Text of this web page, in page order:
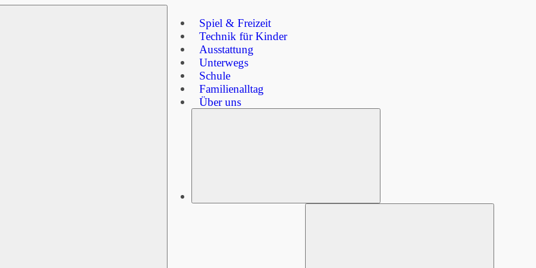
Spiel & Freizeit
Technik für Kinder
Ausstattung
Unterwegs
Schule
Familienalltag
Über uns